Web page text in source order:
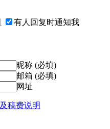
有人回复时通知我
昵称 (必填)
邮箱 (必填)
网址